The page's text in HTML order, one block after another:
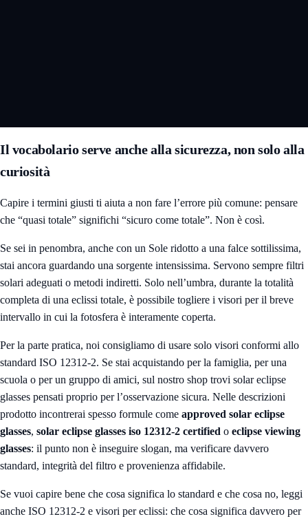
Il vocabolario serve anche alla sicurezza, non solo alla
curiosità
Capire i termini giusti ti aiuta a non fare l’errore più comune: pensare
che “quasi totale” significhi “sicuro come totale”. Non è così.
Se sei in penombra, anche con un Sole ridotto a una falce sottilissima,
stai ancora guardando una sorgente intensissima. Servono sempre filtri
solari adeguati o metodi indiretti. Solo nell’umbra, durante la totalità
completa di una eclissi totale, è possibile togliere i visori per il breve
intervallo in cui la fotosfera è interamente coperta.
Per la parte pratica, noi consigliamo di usare solo visori conformi allo
standard ISO 12312-2. Se stai acquistando per la famiglia, per una
scuola o per un gruppo di amici, sul nostro shop trovi solar eclipse
glasses pensati proprio per l’osservazione sicura. Nelle descrizioni
prodotto incontrerai spesso formule come approved solar eclipse
glasses, solar eclipse glasses iso 12312-2 certified o eclipse viewing
glasses: il punto non è inseguire slogan, ma verificare davvero
standard, integrità del filtro e provenienza affidabile.
Se vuoi capire bene che cosa significa lo standard e che cosa no, leggi
anche ISO 12312-2 e visori per eclissi: che cosa significa davvero per